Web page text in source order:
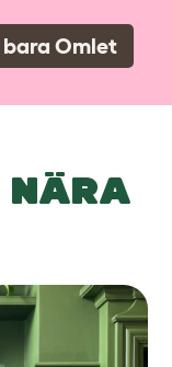
bara Omlet
NÄRA